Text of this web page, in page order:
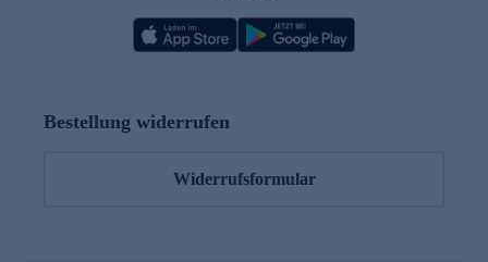
Bestellung widerrufen
Widerrufsformular